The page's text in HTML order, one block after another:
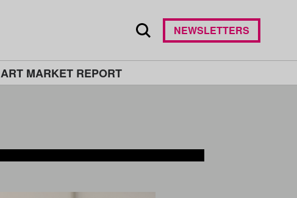
ART MARKET REPORT
NEWSLETTERS